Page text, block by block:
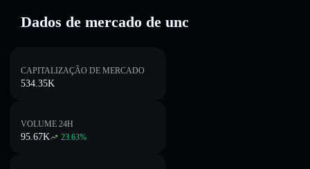
Dados de mercado de unc
CAPITALIZAÇÃO DE MERCADO
534.35K
VOLUME 24H
95.67K 23.63%